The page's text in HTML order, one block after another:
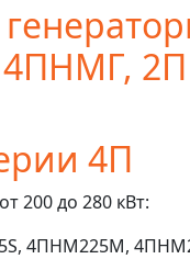
4П
200 до 280 кВт:
4ПНМ225М,